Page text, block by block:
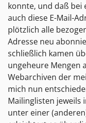
konnte, und daß bei
auch diese E-Mail-
plötzlich alle
Adresse neu
schließlich kamen
ungeheure Mengen
Webarchiven der
mich nun
Mailinglisten jeweils
unter einer